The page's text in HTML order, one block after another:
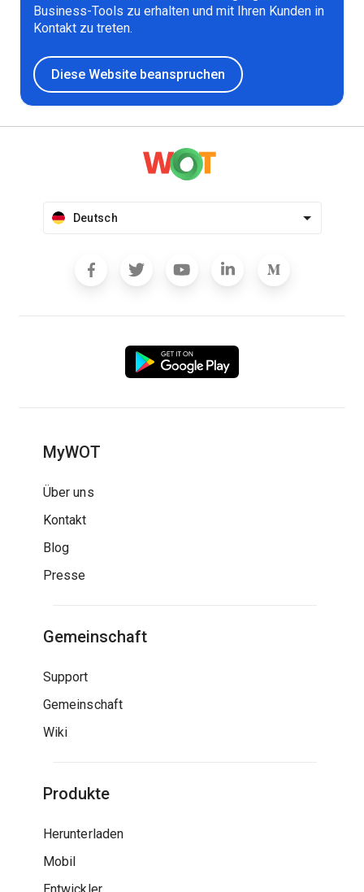
Business-Tools zu erhalten und mit Ihren Kunden in
Kontakt zu treten.
Diese Website beanspruchen
Deutsch
MyWOT
Über uns
Kontakt
Blog
Presse
Gemeinschaft
Support
Gemeinschaft
Wiki
Produkte
Herunterladen
Mobil